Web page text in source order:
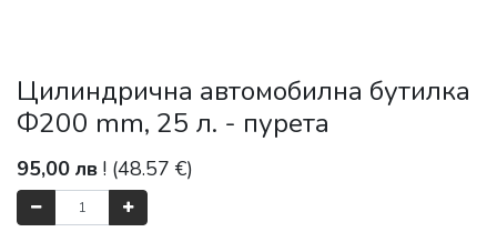
Цилиндрична автомобилна бутилка
Ф200 mm, 25 л. - пурета
95,00 лв ! (48.57 €)